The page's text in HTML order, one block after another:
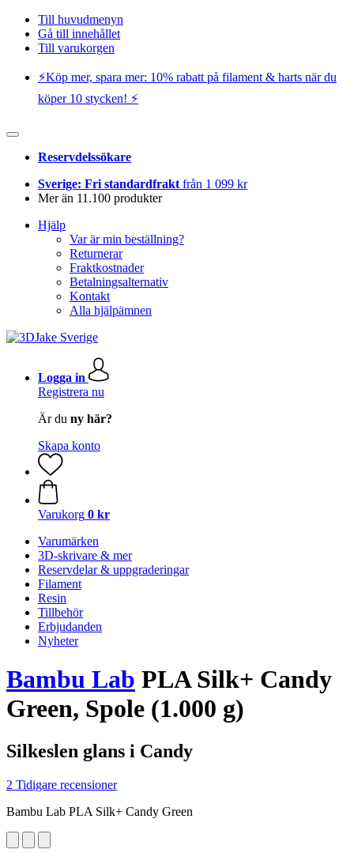
Till huvudmenyn
Gå till innehållet
Till varukorgen
⚡️Köp mer, spara mer: 10% rabatt på filament & harts när du
köper 10 stycken! ⚡️
Reservdelssökare
Sverige: Fri standardfrakt från 1 099 kr
Mer än 11.100 produkter
Hjälp
Var är min beställning?
Returnerar
Fraktkostnader
Betalningsalternativ
Kontakt
Alla hjälpämnen
Logga in
Registrera nu
Är du ny här?
Skapa konto
Varukorg 0 kr
Varumärken
3D-skrivare & mer
Reservdelar & uppgraderingar
Filament
Resin
Tillbehör
Erbjudanden
Nyheter
Bambu Lab PLA Silk+ Candy
Green, Spole (1.000 g)
Silkeslen glans i Candy
2 Tidigare recensioner
Bambu Lab PLA Silk+ Candy Green